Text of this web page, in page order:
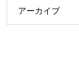
アーカイブ